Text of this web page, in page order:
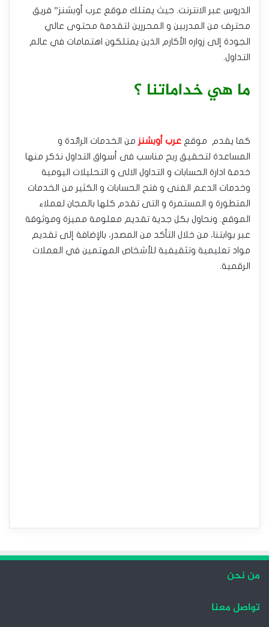
الدروس عبر الانترنت. حيث يمتلك موقع عرب أوبشنز” فريق
محترف من المدربين و المحررين لتقدمة محتوى عالي
الجودة إلى زواره الأكارم الذين يمتلكون اهتمامات في عالم
التداول.
ما هي خداماتنا ؟
كما يقدم موقع عرب أوبشنز من الخدمات الرائدة و
المساعدة لتحقيق ربح مناسب فى أسواق التداول نذكر منها
خدمة ادارة الحسابات و التداول الالى و التحليلات اليومية
وخدمات الدعم الفنى و فتح الحسابات و الكثير من الخدمات
المتطورة و المستمرة و التى تقدم كلها بالمجان لعملاء
الموقع. ونحاول بكل جدية تقديم معلومة مميزة وموثوقة
عبر بوابتنا، من خلال التأكد من المصدر، بالإضافة إلى تقديم
مواد تعليمية وتثقيفية للأشخاص المهتمين في العملات
الرقمية.
من نحن
تواصل معنا